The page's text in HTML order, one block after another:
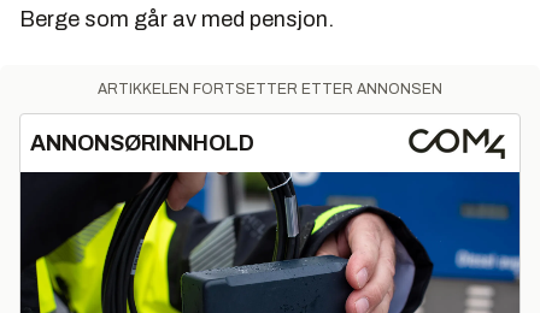
Berge som går av med pensjon.
ARTIKKELEN FORTSETTER ETTER ANNONSEN
ANNONSØRINNHOLD